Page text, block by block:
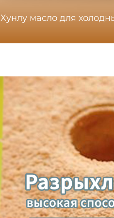
Хунлу масло для